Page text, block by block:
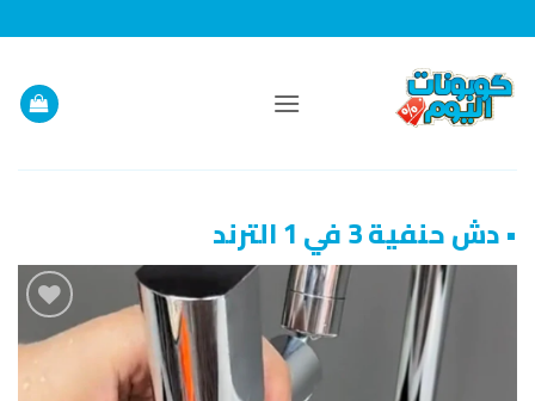
للمحتوى
• دش حنفية 3 في 1 الترند
إضافة
إلى
قائمة